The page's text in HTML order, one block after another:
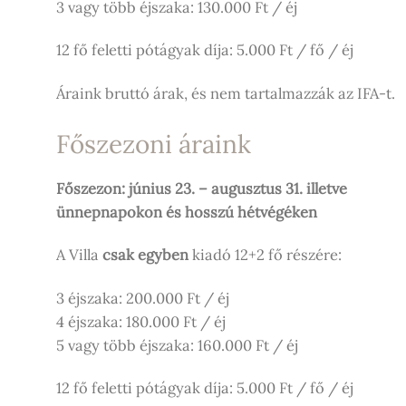
3 vagy több éjszaka: 130.000 Ft / éj
12 fő feletti pótágyak díja: 5.000 Ft / fő / éj
Áraink bruttó árak, és nem tartalmazzák az IFA-t.
Főszezoni áraink
Főszezon: június 23. – augusztus 31. illetve
ünnepnapokon és hosszú hétvégéken
A Villa csak egybenkiadó 12+2 fő részére:
3 éjszaka: 200.000 Ft / éj
4 éjszaka: 180.000 Ft / éj
5 vagy több éjszaka: 160.000 Ft / éj
12 fő feletti pótágyak díja: 5.000 Ft / fő / éj